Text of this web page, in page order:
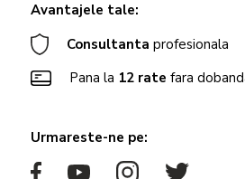
Avantajele tale:
Consultanta profesionala
Pana la 12 rate fara
Urmareste-ne pe: